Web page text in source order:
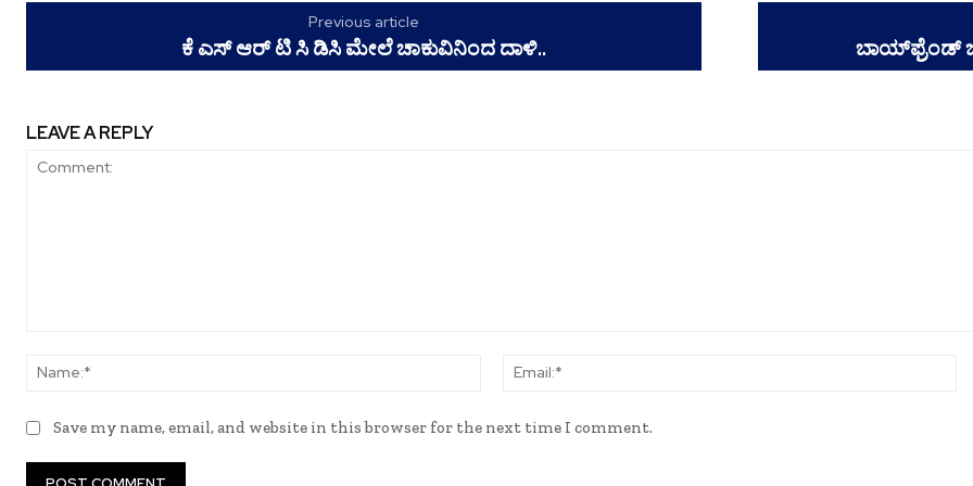
Previous article
ಕೆ ಎಸ್ ಆ‌ರ್ ಟಿ ಸಿ ಡಿಸಿ ಮೇಲೆ ಚಾಕುವಿನಿಂದ ದಾಳಿ.. ಬಾಯ್‌ಫ್ರೆಂಡ್‌
LEAVE A REPLY
Name:*
Save my name, email, and website in this browser for the next time I comment.